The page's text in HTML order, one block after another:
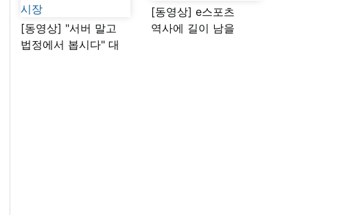
[동영상] "서버 말고
법정에서 봅시다" 대
[동영상] e스포츠
역사에 길이 남을